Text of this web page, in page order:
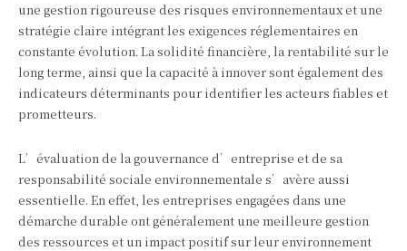
une gestion rigoureuse des risques environnementaux et une
stratégie claire intégrant les exigences réglementaires en
constante évolution. La solidité financière, la rentabilité sur le
long terme, ainsi que la capacité à innover sont également des
indicateurs déterminants pour identifier les acteurs fiables et
prometteurs.
L’évaluation de la gouvernance d’entreprise et de sa
responsabilité sociale environnementale s’avère aussi
essentielle. En effet, les entreprises engagées dans une
démarche durable ont généralement une meilleure gestion
des ressources et un impact positif sur leur environnement